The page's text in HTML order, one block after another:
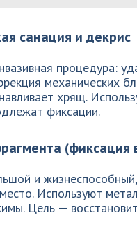
санация и декрис
процедура:
механических
хрящ.
фиксации.
и
Используют
Цель —